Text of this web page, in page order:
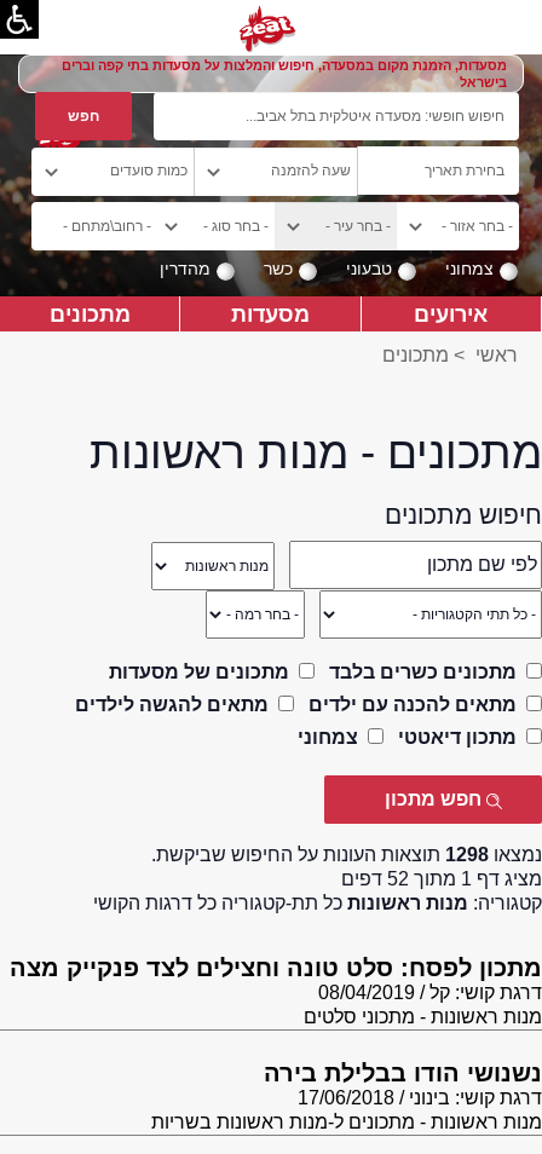
מסעדות, הזמנת מקום במסעדה, חיפוש והמלצות על מסעדות בתי קפה וברים
בישראל
צמחוני טבעוני כשר מהדרין
אירועים מסעדות מתכונים
ראשי > מתכונים
מתכונים - מנות ראשונות
חיפוש מתכונים
מתכונים כשרים בלבד
מתכונים של מסעדות
מתאים להכנה עם ילדים
מתאים להגשה לילדים
מתכון דיאטטי
צמחוני
נמצאו 1298 תוצאות העונות על החיפוש שביקשת.
מציג דף 1 מתוך 52 דפים
קטגוריה: מנות ראשונות כל תת-קטגוריה כל דרגות הקושי
מתכון לפסח: סלט טונה וחצילים לצד פנקייק מצה
דרגת קושי: קל
08/04/2019
מנות ראשונות - מתכוני סלטים
נשנושי הודו בבלילת בירה
דרגת קושי: בינוני
17/06/2018
מנות ראשונות - מתכונים ל-מנות ראשונות בשריות